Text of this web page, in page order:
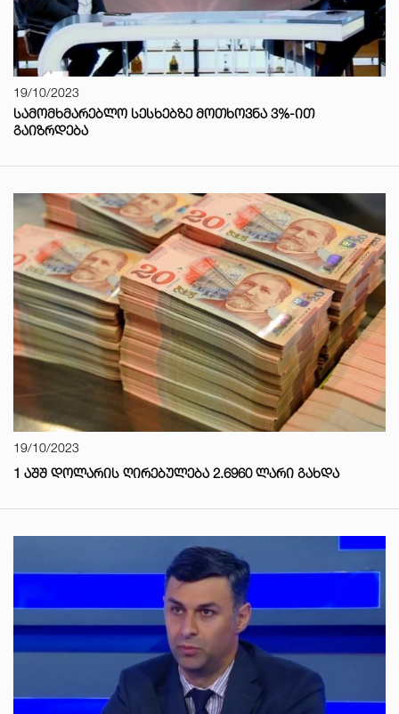
19/10/2023
ᲡᲐᲛᲝᲛᲮᲛᲐᲠᲔᲑᲚᲝ ᲡᲔᲡᲮᲔᲑᲖᲔ ᲛᲝᲗᲮᲝᲕᲜᲐ 3%-ᲘᲗ
ᲒᲐᲘᲖᲠᲓᲔᲑᲐ
19/10/2023
1 ᲐᲨᲨ ᲓᲝᲚᲐᲠᲘᲡ ᲦᲘᲠᲔᲑᲣᲚᲔᲑᲐ 2.6960 ᲚᲐᲠᲘ ᲒᲐᲮᲓᲐ